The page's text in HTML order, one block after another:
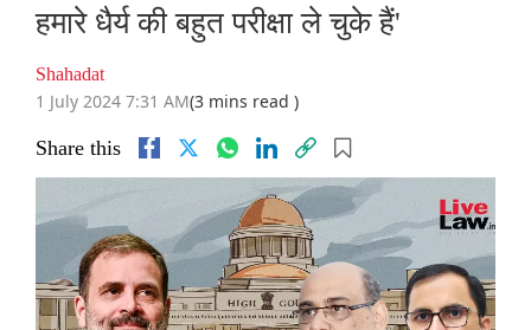
हमारे धैर्य की बहुत परीक्षा ले चुके हैं'
Shahadat
1 July 2024 7:31 AM(3 mins read )
Share this